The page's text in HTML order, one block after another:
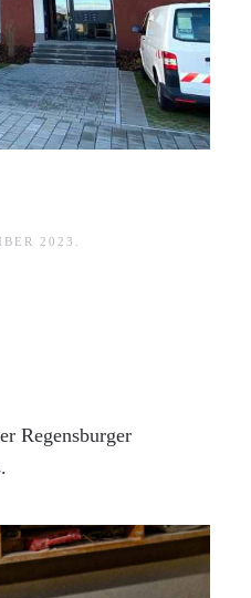
2023
Regensburger